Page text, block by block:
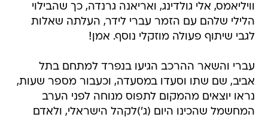
לגבי שיתוף פעולה מוזקלי נוסף. אמן!
עברי והשאר ההרכב הגיעו בנפרד למתחם בתל
נראו יוצאים מהמקום לתפוס מנוחה לפני הערב
המחשמל שהכינו היום (ג')לקהל הישראלי, ולאדם
למברט שיהיה נוכח בהופעה על תקן קהל בלבד.